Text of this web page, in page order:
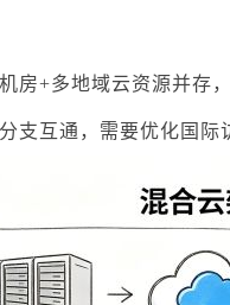
房+多地域云资源并存
支互通，需要优化国际